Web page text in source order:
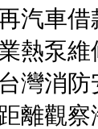
汽車
熱泵
灣消
離觀